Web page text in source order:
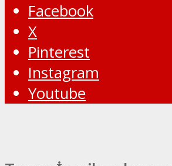
Facebook
X
Pinterest
Instagram
Youtube